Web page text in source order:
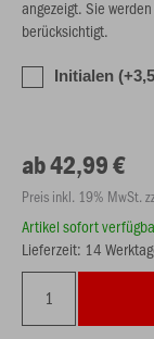
angezeigt. Sie
berücksichtigt.
Initialen
ab 42,99 €
Preis inkl. 19% MwSt.
Artikel sofort
Lieferzeit: 14